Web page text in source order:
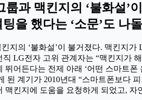
과 맥킨지의 ‘불화설’
을 했다는 ‘소문’도 나
지의 ‘불화설’이 불거졌다. 맥킨지
LG전자 고위 관계자는 “맥킨지가
뛰어든다는 전제 아래 ‘어떤 스마트
된 계기가 2010년대 “스마트폰보다
맥킨지에 도움을 요청하게 되었고, 자